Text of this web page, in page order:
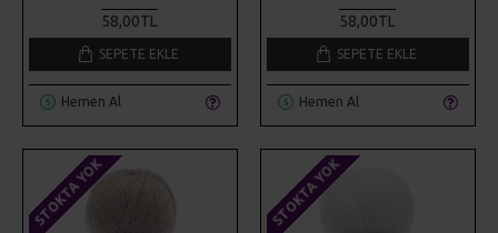
58,00TL
SEPETE EKLE
Hemen Al
58,00TL
SEPETE EKLE
Hemen Al
STOKTA YOK STOKTA YOK